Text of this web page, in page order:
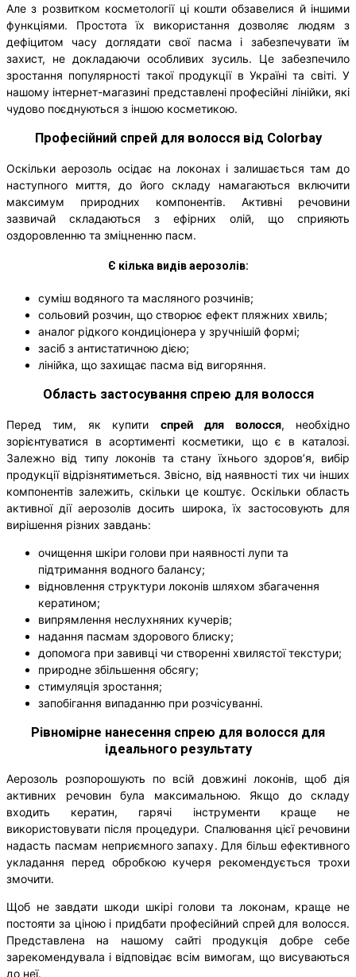
Але з розвитком косметології ці кошти обзавелися й іншими
функціями. Простота їх використання дозволяє людям з
дефіцитом часу доглядати свої пасма і забезпечувати їм
захист, не докладаючи особливих зусиль. Це забезпечило
зростання популярності такої продукції в Україні та світі. У
нашому інтернет-магазині представлені професійні лінійки, які
чудово поєднуються з іншою косметикою.
Професійний спрей для волосся від Colorbay
Оскільки аерозоль осідає на локонах і залишається там до
наступного миття, до його складу намагаються включити
максимум природних компонентів. Активні речовини
зазвичай складаються з ефірних олій, що сприяють
оздоровленню та зміцненню пасм.
Є кілька видів аерозолів:
суміш водяного та масляного розчинів;
сольовий розчин, що створює ефект пляжних хвиль;
аналог рідкого кондиціонера у зручнішій формі;
засіб з антистатичною дією;
лінійка, що захищає пасма від вигоряння.
Область застосування спрею для волосся
Перед тим, як купити спрей для волосся, необхідно
зорієнтуватися в асортименті косметики, що є в каталозі.
Залежно від типу локонів та стану їхнього здоров’я, вибір
продукції відрізнятиметься. Звісно, ​​від наявності тих чи інших
компонентів залежить, скільки це коштує. Оскільки область
активної дії аерозолів досить широка, їх застосовують для
вирішення різних завдань:
очищення шкіри голови при наявності лупи та
підтримання водного балансу;
відновлення структури локонів шляхом збагачення
кератином;
випрямлення неслухняних кучерів;
надання пасмам здорового блиску;
допомога при завивці чи створенні хвилястої текстури;
природне збільшення обсягу;
стимуляція зростання;
запобігання випаданню при розчісуванні.
Рівномірне нанесення спрею для волосся для
ідеального результату
Аерозоль розпорошують по всій довжині локонів, щоб дія
активних речовин була максимальною. Якщо до складу
входить кератин, гарячі інструменти краще не
використовувати після процедури. Спалювання цієї речовини
надасть пасмам неприємного запаху. Для більш ефективного
укладання перед обробкою кучеря рекомендується трохи
змочити.
Щоб не завдати шкоди шкірі голови та локонам, краще не
постояти за ціною і придбати професійний спрей для волосся.
Представлена ​​на нашому сайті продукція добре себе
зарекомендувала і відповідає всім вимогам, що висуваються
до неї.